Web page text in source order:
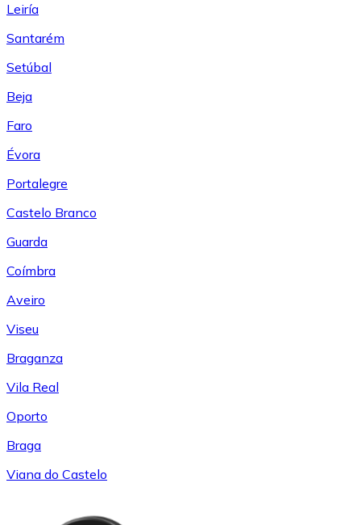
Leiría
Santarém
Setúbal
Beja
Faro
Évora
Portalegre
Castelo Branco
Guarda
Coímbra
Aveiro
Viseu
Braganza
Vila Real
Oporto
Braga
Viana do Castelo